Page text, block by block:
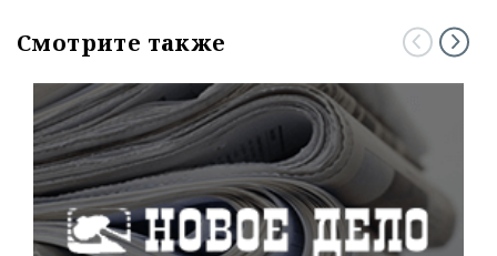
Смотрите также